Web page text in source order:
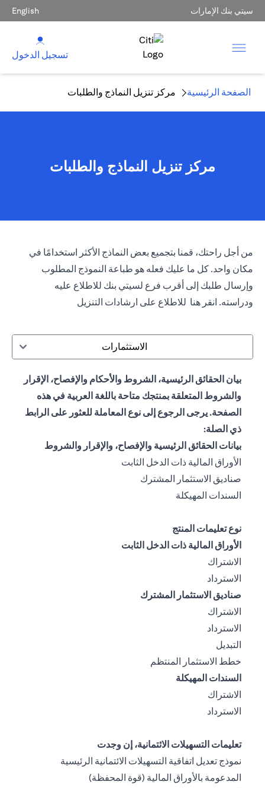
سيتي بنك الإمارات English
تسجيل الدخول
الصفحة الرئيسية مركز تنزيل النماذج والطلبات
مركز تنزيل النماذج والطلبات
من أجل راحتك، قمنا بتجميع بعض النماذج الأكثر استخدامًا في
مكان واحد. كل ما عليك فعله هو طباعة النموذج المطلوب
وإرسال طلبك إلى أقرب فرع لسيتي بنك للاطلاع عليه
ودراسته. انقر هنا للاطلاع على ارشادات التنزيل
الاستثمارات
بيان الحقائق الرئيسية، الشروط والأحكام والإفصاح، الإقرار
والشروط المتعلقة بمنتجك متاحة باللغة العربية في هذه
الصفحة. يرجى الرجوع إلى نوع المعاملة للعثور على الرابط
ذي الصلة:
بيانات الحقائق الرئيسية والإفصاح، والإقرار والشروط
الأوراق المالية ذات الدخل الثابت
صناديق الاستثمار المشترك
السندات المهيكلة
نوع تعليمات المنتج
الأوراق المالية ذات الدخل الثابت
الاشتراك
الاسترداد
صناديق الاستثمار المشترك
الاشتراك
الاسترداد
التبديل
خطط الاستثمار المنتظم
السندات المهيكلة
الاشتراك
الاسترداد
تعليمات التسهيلات الائتمانية، إن وجدت
نموذج تعديل اتفاقية التسهيلات الائتمانية الرئيسية
المدعومة بالأوراق المالية (قوة المحفظة)
(opens in a new tab)